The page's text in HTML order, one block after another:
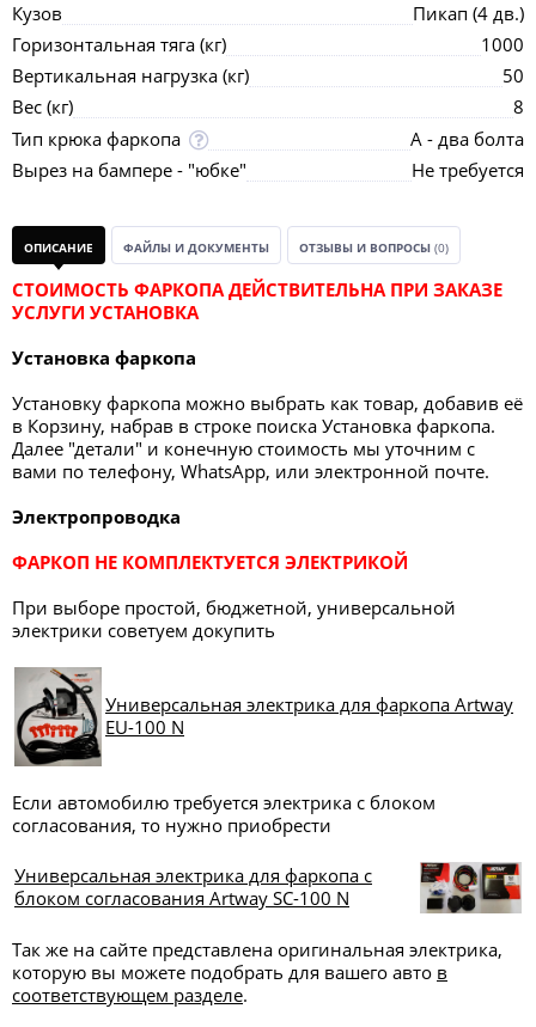
Кузов
Пикап (4 дв.)
Горизонтальная тяга (кг)
1000
Вертикальная нагрузка (кг)
50
Вес (кг)
8
Тип крюка фаркопа
А - два болта
Вырез на бампере - "юбке"
Не требуется
ОПИСАНИЕ ФАЙЛЫ И ДОКУМЕНТЫ ОТЗЫВЫ И ВОПРОСЫ (0)
СТОИМОСТЬ ФАРКОПА ДЕЙСТВИТЕЛЬНА ПРИ ЗАКАЗЕ
УСЛУГИ УСТАНОВКА
Установка фаркопа
Установку фаркопа можно выбрать как товар, добавив её
в Корзину, набрав в строке поиска Установка фаркопа.
Далее "детали" и конечную стоимость мы уточним с
вами по телефону, WhatsApp, или электронной почте.
Электропроводка
ФАРКОП НЕ КОМПЛЕКТУЕТСЯ ЭЛЕКТРИКОЙ
При выборе простой, бюджетной, универсальной
электрики советуем докупить
Универсальная электрика для фаркопа Artway
EU-100 N
Если автомобилю требуется электрика с блоком
согласования, то нужно приобрести
Универсальная электрика для фаркопа с
блоком согласования Artway SC-100 N
Так же на сайте представлена оригинальная электрика,
которую вы можете подобрать для вашего авто в
соответствующем разделе.